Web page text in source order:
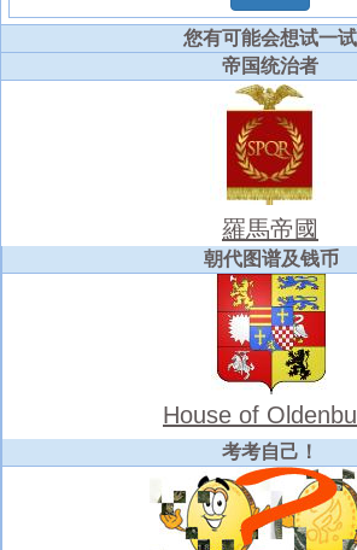
您有可能会想试一试
帝国统治者
羅馬帝國
朝代图谱及钱币
House of
考考自己！